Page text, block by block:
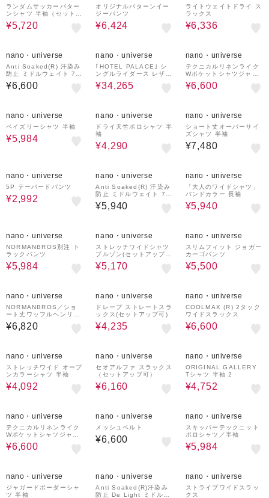
ランダムサッカーパター
ンシャツ 半袖（セットア
ップ可）
¥5,720
オリジナルパターンイー
ジーパンツ
¥6,424
ライトウェイトドライ ス
ラックス
¥6,336
nano・universe
Anti Soaked(R) 汗染み
防止 ミドルウェイト 7.1
oz ビッグシルエットTシ
ャツ
¥6,600
nano・universe
｢HOTEL PALACE｣ シ
ングルライダース レザー
JKT
¥34,265
nano・universe
テクニカルリネンライク
Wポケットシャツジャケ
ット／吸水速乾・接触冷
感・UVカット（セットア
¥6,600
nano・universe
ペイズリーシャツ 半袖
¥5,984
nano・universe
ドライ天竺ポロシャツ 半
袖
¥4,290
nano・universe
ショート丈オーバーサイ
ズシャツ 半袖
¥7,480
nano・universe
5P テーパードパンツ
¥2,992
nano・universe
Anti Soaked(R) 汗染み
防止 ミドルウェイト 7.1
oz レギュラーシルエッ
トTシャツ
¥5,940
nano・universe
「大人のワイドシャツ」
バンドカラー 長袖
¥5,940
nano・universe
NORMANBROS別注 ト
ラックパンツ
¥5,984
nano・universe
ストレッチワイドシャツ
ブルゾン(セットアップ
可)
¥5,170
nano・universe
スリムフィット ジョガー
カーゴパンツ
¥5,500
nano・universe
NORMANBROS／ショ
ート丈ワッフルヘンリー
ネックTシャツ 半袖
¥6,820
nano・universe
ドレープ ストレートスラ
ックス(セットアップ可)
¥4,235
nano・universe
COOLMAX (R) 2タック
ワイドスラックス
¥6,600
nano・universe
ストレッチワイド オープ
ンカラーシャツ 半袖
¥4,092
nano・universe
セオアルファ スラックス
（セットアップ可）
¥6,160
nano・universe
ORIGINAL GALLERY
Tシャツ 半袖 2
¥4,752
nano・universe
テクニカルリネンライク
Wポケットシャツジャケ
ット／吸水速乾・接触冷
感・UVカット（セットア
¥6,600
nano・universe
メッシュベルト
¥6,600
nano・universe
スキッパーテックニット
ポロシャツ／半袖
¥5,984
nano・universe
ジャガードボーダーシャ
ツ 半袖
nano・universe
Anti Soaked(R)汗染み
防止 De Light ミドルシ
nano・universe
ストライプワイドスラッ
クス